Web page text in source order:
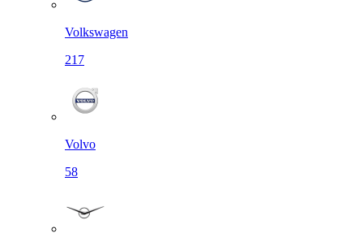
Volkswagen
217
Volvo
58